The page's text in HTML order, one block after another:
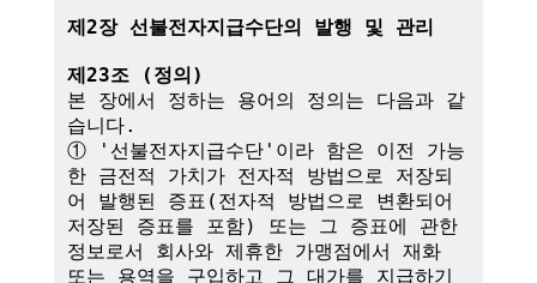
제2장 선불전자지급수단의 발행 및 관리
제23조 (정의)
본 장에서 정하는 용어의 정의는 다음과 같
습니다.
① '선불전자지급수단'이라 함은 이전 가능
한 금전적 가치가 전자적 방법으로 저장되
어 발행된 증표(전자적 방법으로 변환되어
저장된 증표를 포함) 또는 그 증표에 관한
정보로서 회사와 제휴한 가맹점에서 재화
또는 용역을 구입하고 그 대가를 지급하기